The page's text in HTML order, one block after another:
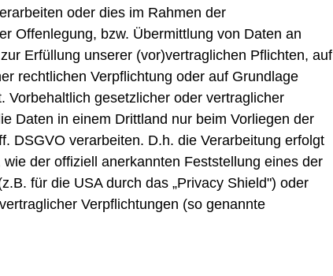
oder dies im Rahmen der
Offenlegung, bzw. Übermittlung von Daten an
Erfüllung unserer (vor)vertraglichen Pflichten, auf
rechtlichen Verpflichtung oder auf Grundlage
Vorbehaltlich gesetzlicher oder vertraglicher
Daten in einem Drittland nur beim Vorliegen der
DSGVO verarbeiten. D.h. die Verarbeitung erfolgt
der offiziell anerkannten Feststellung eines der
für die USA durch das „Privacy Shield") oder
Verpflichtungen (so genannte